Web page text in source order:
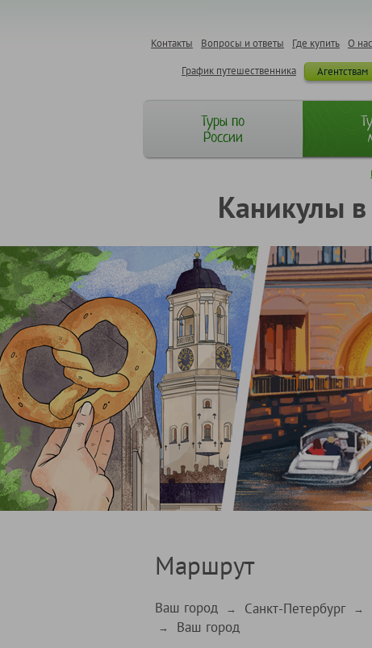
О нас
Где купить
Вопросы и ответы
Контакты
Агентствам
График путешественника
Туры по
России
Каникулы
Маршрут
Ваш город → Санкт-Петербург →
→ Ваш город